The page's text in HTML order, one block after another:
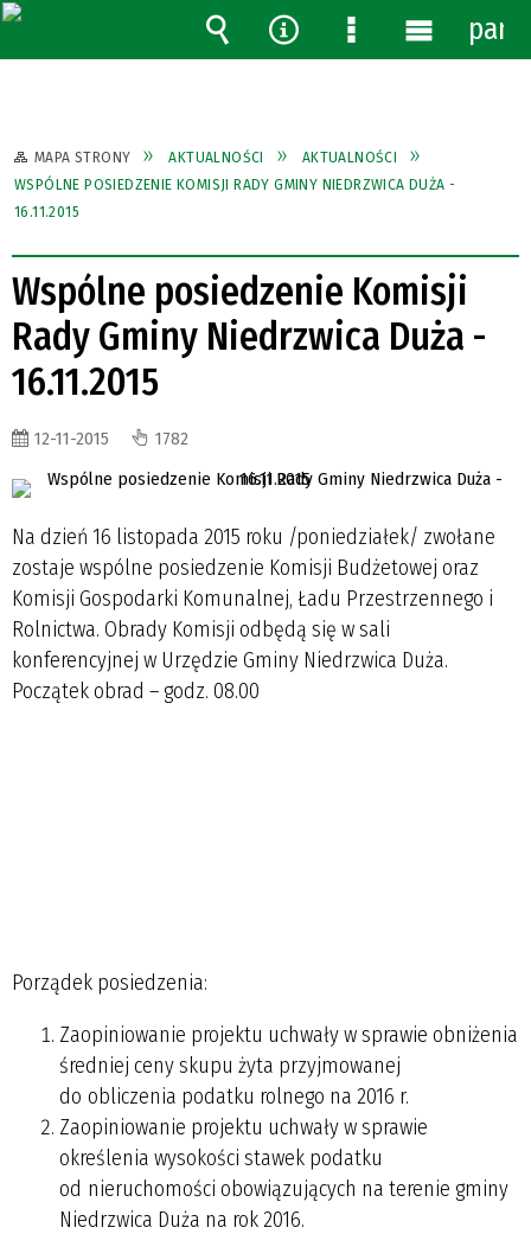
MAPA STRONY AKTUALNOŚCI
AKTUALNOŚCI
WSPÓLNE POSIEDZENIE KOMISJI RADY GMINY NIEDRZWICA DUŻA -
16.11.2015
Wspólne posiedzenie Komisji
Rady Gminy Niedrzwica Duża -
16.11.2015
12-11-2015 1782
Na dzień 16 listopada 2015 roku /poniedziałek/ zwołane
zostaje wspólne posiedzenie Komisji Budżetowej oraz
Komisji Gospodarki Komunalnej, Ładu Przestrzennego i
Rolnictwa. Obrady Komisji odbędą się w sali
konferencyjnej w Urzędzie Gminy Niedrzwica Duża.
Początek obrad – godz. 08.00
Porządek posiedzenia:
Zaopiniowanie projektu uchwały w sprawie obniżenia
średniej ceny skupu żyta przyjmowanej
do obliczenia podatku rolnego na 2016 r.
Zaopiniowanie projektu uchwały w sprawie
określenia wysokości stawek podatku
od nieruchomości obowiązujących na terenie gminy
Niedrzwica Duża na rok 2016.
Wyszukiwarka
Narzędzia
MenuMenu